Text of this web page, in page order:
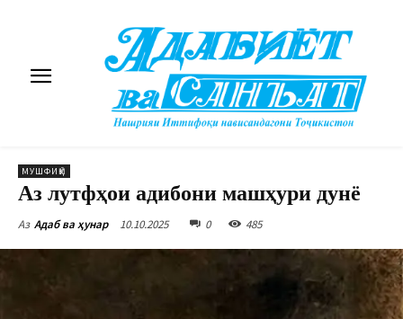
МУШФИҚӢ
Аз лутфҳои адибони машҳури дунё
Аз Адаб ва ҳунар 10.10.2025 0 485